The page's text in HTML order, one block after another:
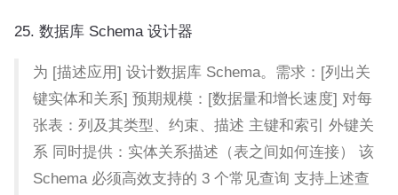
25. 数据库 Schema 设计器
为 [描述应用] 设计数据库 Schema。需求：[列出关
键实体和关系] 预期规模：[数据量和增长速度] 对每
张表：列及其类型、约束、描述 主键和索引 外键关
系 同时提供：实体关系描述（表之间如何连接） 该
Schema 必须高效支持的 3 个常见查询 支持上述查